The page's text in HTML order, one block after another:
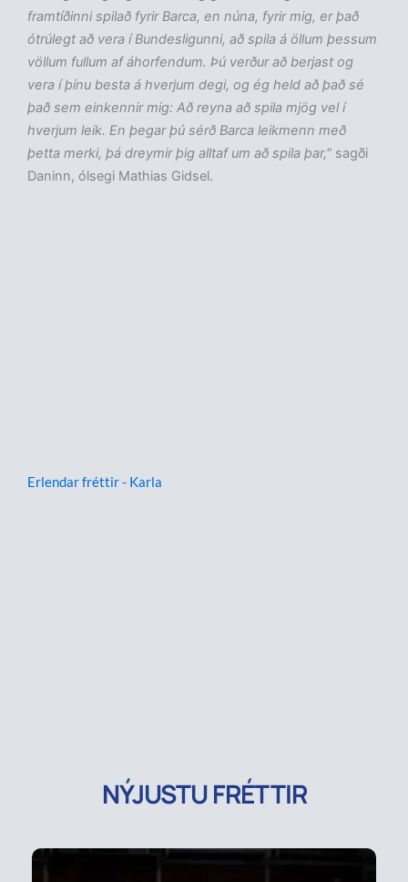
framtíðinni spilað fyrir Barca, en núna, fyrir mig, er það
ótrúlegt að vera í Bundesligunni, að spila á öllum þessum
völlum fullum af áhorfendum. Þú verður að berjast og
vera í þínu besta á hverjum degi, og ég held að það sé
það sem einkennir mig: Að reyna að spila mjög vel í
hverjum leik. En þegar þú sérð Barca leikmenn með
þetta merki, þá dreymir þig alltaf um að spila þar," sagði
Daninn, ólsegi Mathias Gidsel.
Erlendar fréttir - Karla
NÝJUSTU FRÉTTIR